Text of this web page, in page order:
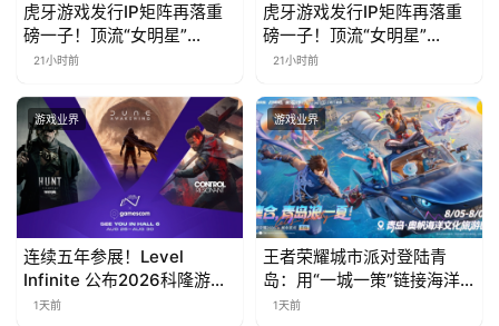
虎牙游戏发行IP矩阵再落重
磅一子！顶流“女明星”
ZANMANG LOOPY 正版3D
曝光
21小时前
虎牙游戏发行IP矩阵再落重
磅一子！顶流“女明星”
ZANMANG LOOPY 正版3D
曝光
21小时前
游戏业界
连续五年参展！Level
Infinite 公布2026科隆游戏
展产品阵容
1天前
游戏业界
王者荣耀城市派对登陆青
岛：用“一城一策”链接海洋
场景，以双向奔赴带动夏日
1天前